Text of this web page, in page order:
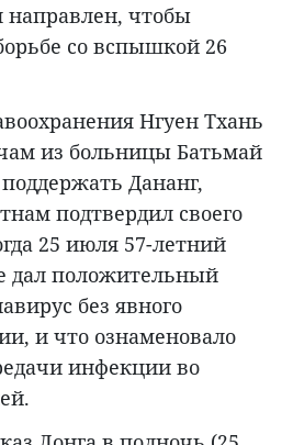
чтобы
со вспышкой 26
Нгуен Тхань
из больницы Батьмай
Дананг,
подтвердил своего
25 июля 57-летний
дал положительный
без явного
и что ознаменовало
инфекции во